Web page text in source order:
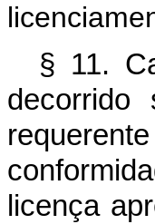
§ 11.
licença